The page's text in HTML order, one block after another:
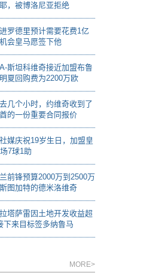
，被博洛尼亚拒绝
罗德里预计需要花费1亿
会皇马愿签下他
斯坦科维奇接近加盟布鲁
夏回购费为2200万欧
几个小时，约维奇收到了
的一份重要合同报价
媒庆祝19岁生日，加盟皇
7球1助
前锋预算2000万到2500万
图加特的德米洛维奇
塔萨雷因土地开发收益超
下来目标签多纳鲁马
MORE>